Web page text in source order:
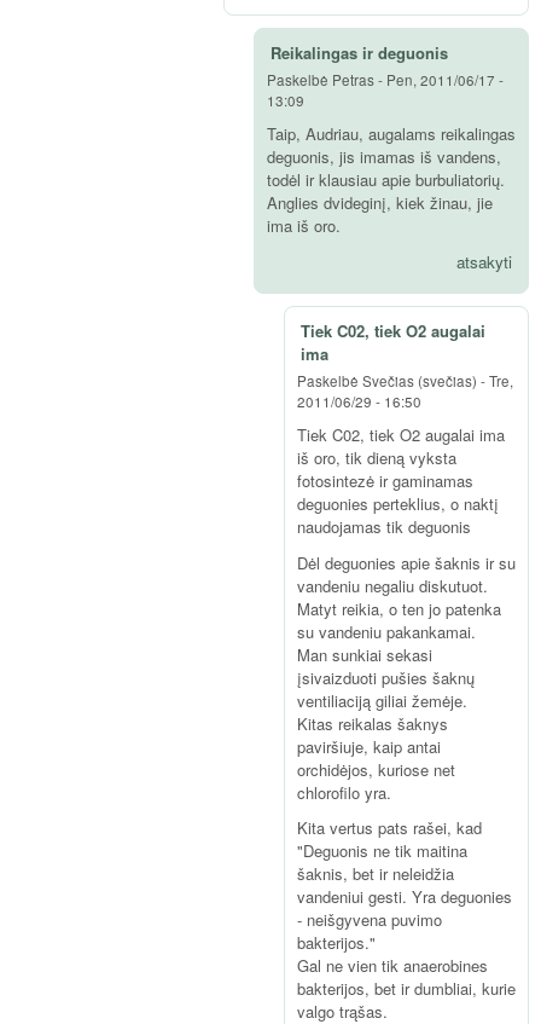
Reikalingas ir deguonis
Paskelbė Petras- Pen, 2011/06/17 -
13:09
Taip, Audriau, augalams reikalingas
deguonis, jis imamas iš vandens,
todėl ir klausiau apie burbuliatorių.
Anglies dvideginį, kiek žinau, jie
ima iš oro.
atsakyti
Tiek C02, tiek O2 augalai
ima
Paskelbė Svečias (svečias) -Tre,
2011/06/29 - 16:50
Tiek C02, tiek O2 augalai ima
iš oro, tik dieną vyksta
fotosintezė ir gaminamas
deguonies perteklius, o naktį
naudojamas tik deguonis
Dėl deguonies apie šaknis ir su
vandeniu negaliu diskutuot.
Matyt reikia, o ten jo patenka
su vandeniu pakankamai.
Man sunkiai sekasi
įsivaizduoti pušies šaknų
ventiliaciją giliai žemėje.
Kitas reikalas šaknys
paviršiuje, kaip antai
orchidėjos, kuriose net
chlorofilo yra.
Kita vertus pats rašei, kad
"Deguonis ne tik maitina
šaknis, bet ir neleidžia
vandeniui gesti. Yra deguonies
- neišgyvena puvimo
bakterijos."
Gal ne vien tik anaerobines
bakterijos, bet ir dumbliai, kurie
valgo trąšas.